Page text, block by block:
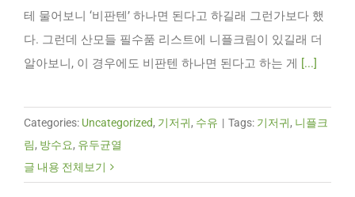
테 물어보니 ‘비판텐’ 하나면 된다고 하길래 그런가보다 했
다. 그런데 산모들 필수품 리스트에 니플크림이 있길래 더
알아보니, 이 경우에도 비판텐 하나면 된다고 하는 게 [...]
Categories: Uncategorized, 기저귀, 수유 | Tags: 기저귀, 니플크
림, 방수요, 유두균열
글 내용 전체보기